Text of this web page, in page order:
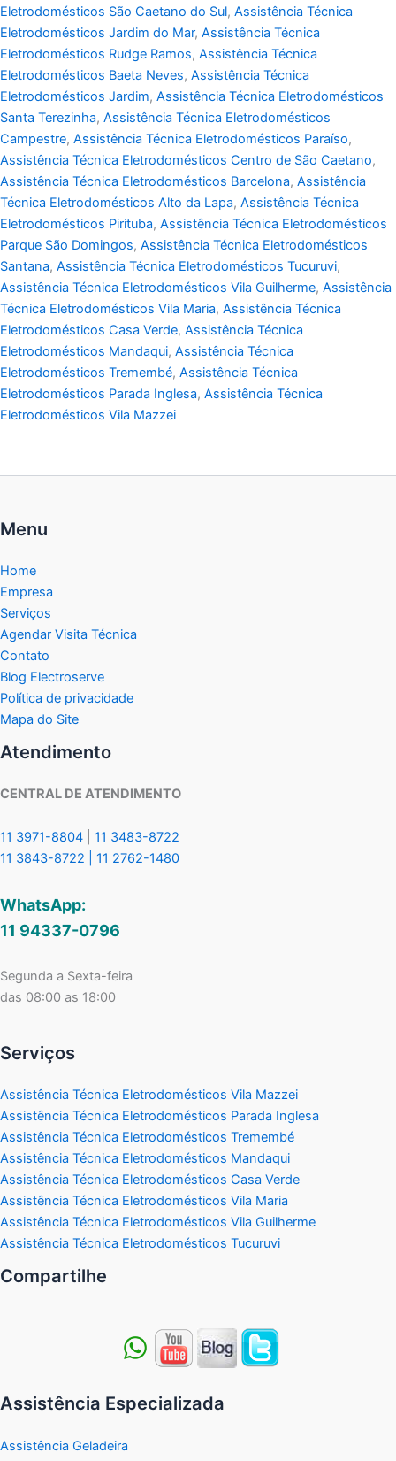
Eletrodomésticos São Caetano do Sul, Assistência Técnica
Eletrodomésticos Jardim do Mar, Assistência Técnica
Eletrodomésticos Rudge Ramos, Assistência Técnica
Eletrodomésticos Baeta Neves, Assistência Técnica
Eletrodomésticos Jardim, Assistência Técnica Eletrodomésticos
Santa Terezinha, Assistência Técnica Eletrodomésticos
Campestre, Assistência Técnica Eletrodomésticos Paraíso,
Assistência Técnica Eletrodomésticos Centro de São Caetano,
Assistência Técnica Eletrodomésticos Barcelona, Assistência
Técnica Eletrodomésticos Alto da Lapa, Assistência Técnica
Eletrodomésticos Pirituba, Assistência Técnica Eletrodomésticos
Parque São Domingos, Assistência Técnica Eletrodomésticos
Santana, Assistência Técnica Eletrodomésticos Tucuruvi,
Assistência Técnica Eletrodomésticos Vila Guilherme, Assistência
Técnica Eletrodomésticos Vila Maria, Assistência Técnica
Eletrodomésticos Casa Verde, Assistência Técnica
Eletrodomésticos Mandaqui, Assistência Técnica
Eletrodomésticos Tremembé, Assistência Técnica
Eletrodomésticos Parada Inglesa, Assistência Técnica
Eletrodomésticos Vila Mazzei
Menu
Home
Empresa
Serviços
Agendar Visita Técnica
Contato
Blog Electroserve
Política de privacidade
Mapa do Site
Atendimento
CENTRAL DE ATENDIMENTO
11 3971-8804
11 3483-8722
11 3843-8722 | 11 2762-1480
WhatsApp:
11 94337-0796
Segunda a Sexta-feira
das 08:00 as 18:00
Serviços
Assistência Técnica Eletrodomésticos Vila Mazzei
Assistência Técnica Eletrodomésticos Parada Inglesa
Assistência Técnica Eletrodomésticos Tremembé
Assistência Técnica Eletrodomésticos Mandaqui
Assistência Técnica Eletrodomésticos Casa Verde
Assistência Técnica Eletrodomésticos Vila Maria
Assistência Técnica Eletrodomésticos Vila Guilherme
Assistência Técnica Eletrodomésticos Tucuruvi
Compartilhe
Assistência Especializada
Assistência Geladeira